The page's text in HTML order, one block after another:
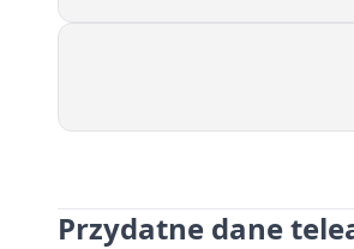
Przydatne dane